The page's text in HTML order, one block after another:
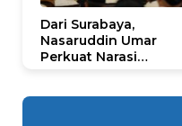
Dari Surabaya,
Nasaruddin Umar
Perkuat Narasi